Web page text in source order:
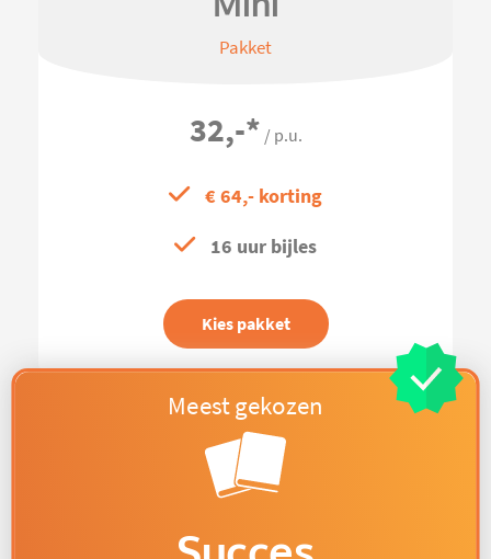
Pakket
32,-* / p.u.
€ 64,- korting
16 uur bijles
Kies pakket